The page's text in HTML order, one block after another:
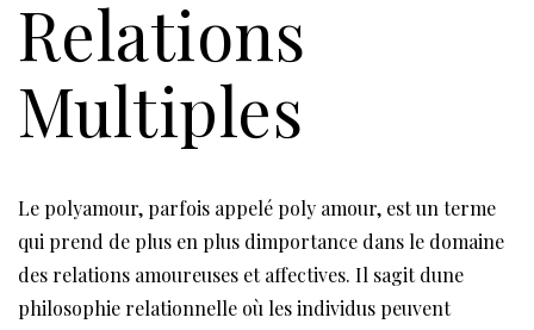
Relations
Multiples
Le polyamour, parfois appelé poly amour, est un terme
qui prend de plus en plus dimportance dans le domaine
des relations amoureuses et affectives. Il sagit dune
philosophie relationnelle où les individus peuvent